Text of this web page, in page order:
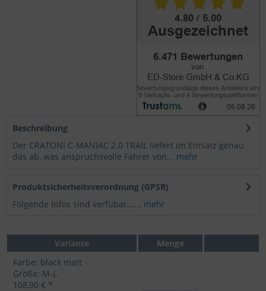
Beschreibung
Der CRATONI C-MANIAC 2.0 TRAIL liefert im Einsatz genau
das ab, was anspruchsvolle Fahrer von... mehr
Produktsicherheitsverordnung (GPSR)
Folgende Infos sind verfübar...... mehr
Variante
Menge
Farbe: black matt
Größe: M-L
108,90 € *